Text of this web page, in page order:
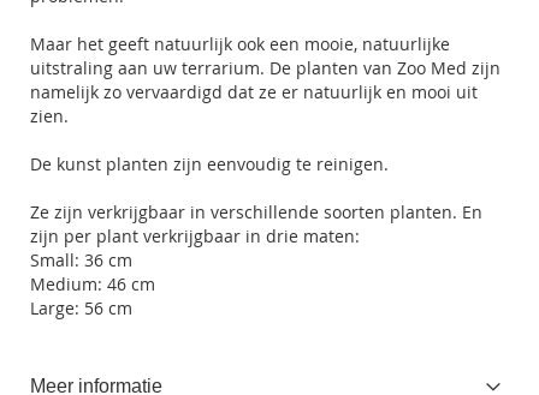
Maar het geeft natuurlijk ook een mooie, natuurlijke
uitstraling aan uw terrarium. De planten van Zoo Med zijn
namelijk zo vervaardigd dat ze er natuurlijk en mooi uit
zien.
De kunst planten zijn eenvoudig te reinigen.
Ze zijn verkrijgbaar in verschillende soorten planten. En
zijn per plant verkrijgbaar in drie maten:
Small: 36 cm
Medium: 46 cm
Large: 56 cm
Meer informatie